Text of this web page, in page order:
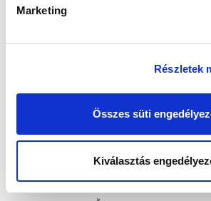
Marketing
Részletek
Összes süti
Kiválasztás